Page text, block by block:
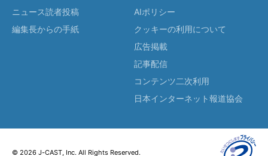
ニュース読者投稿
編集長からの手紙
AIポリシー
クッキーの利用について
広告掲載
記事配信
コンテンツ二次利用
日本インターネット報道協会
© 2026 J-CAST, Inc. All Rights Reserved.